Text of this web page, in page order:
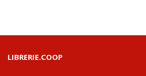
LIBRERIE.COOP